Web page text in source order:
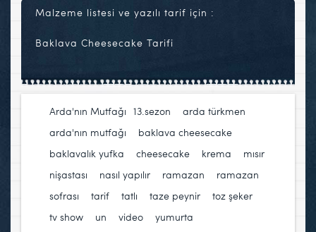
Malzeme listesi ve yazılı tarif için :
Baklava Cheesecake Tarifi
Arda'nın Mutfağı 13.sezon arda türkmen
arda'nın mutfağı
baklava cheesecake
baklavalık yufka
cheesecake krema
mısır
nişastası
nasıl yapılır ramazan
ramazan
sofrası
tarif tatlı taze peynir toz şeker
tv show
un video yumurta